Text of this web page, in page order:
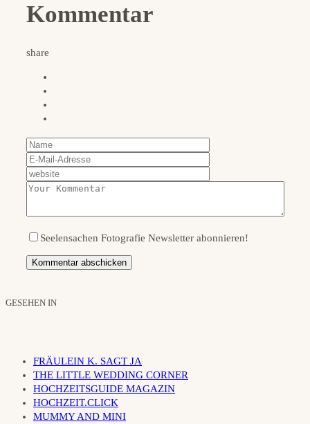
Kommentar
share
Seelensachen Fotografie Newsletter abonnieren!
GESEHEN IN
FRÄULEIN K. SAGT JA
THE LITTLE WEDDING CORNER
HOCHZEITSGUIDE MAGAZIN
HOCHZEIT.CLICK
MUMMY AND MINI